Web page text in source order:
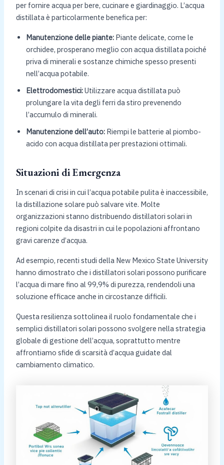
per fornire acqua per bere, cucinare e giardinaggio. L’acqua
distillata è particolarmente benefica per:
Manutenzione delle piante:Piante delicate, come le
orchidee, prosperano meglio con acqua distillata poiché
priva di minerali e sostanze chimiche spesso presenti
nell’acqua potabile.
Elettrodomestici:Utilizzare acqua distillata può
prolungare la vita degli ferri da stiro prevenendo
l’accumulo di minerali.
Manutenzione dell’auto:Riempi le batterie al piombo-
acido con acqua distillata per prestazioni ottimali.
Situazioni di Emergenza
In scenari di crisi in cui l’acqua potabile pulita è inaccessibile,
la distillazione solare può salvare vite. Molte
organizzazioni stanno distribuendo distillatori solari in
regioni colpite da disastri in cui le popolazioni affrontano
gravi carenze d’acqua.
Ad esempio, recenti studi della New Mexico State University
hanno dimostrato che i distillatori solari possono purificare
l’acqua di mare fino al 99,9% di purezza, rendendoli una
soluzione efficace anche in circostanze difficili.
Questa resilienza sottolinea il ruolo fondamentale che i
semplici distillatori solari possono svolgere nella strategia
globale di gestione dell’acqua, soprattutto mentre
affrontiamo sfide di scarsità d’acqua guidate dal
cambiamento climatico.